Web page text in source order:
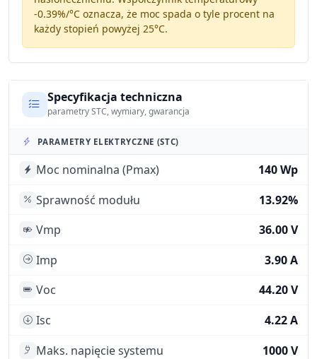
-0.39%/°Coznacza, że moc spada o tyle procent na
każdy stopień powyżej 25°C.
Specyfikacja techniczna
parametry STC, wymiary, gwarancja
PARAMETRY ELEKTRYCZNE (STC)
Moc nominalna (Pmax)
140 Wp
Sprawność modułu
13.92%
Vmp
36.00 V
Imp
3.90 A
Voc
44.20 V
Isc
4.22 A
Maks. napięcie systemu
1000 V